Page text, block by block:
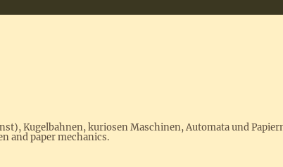
Kugelbahnen, kuriosen Maschinen, Automata und
and paper mechanics.